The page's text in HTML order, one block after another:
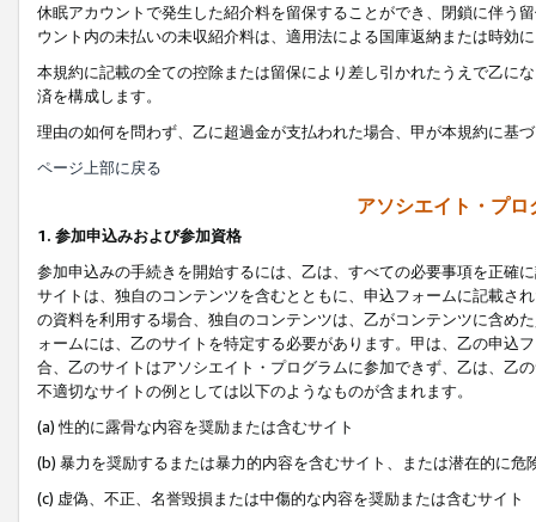
休眠アカウントで発生した紹介料を留保することができ、閉鎖に伴う
ウント内の未払いの未収紹介料は、適用法による国庫返納または時効
本規約に記載の全ての控除または留保により差し引かれたうえで乙に
済を構成します。
理由の如何を問わず、乙に超過金が支払われた場合、甲が本規約に基
ページ上部に戻る
アソシエイト・プ
1. 参加申込みおよび参加資格
参加申込みの手続きを開始するには、乙は、すべての必要事項を正確
サイトは、独自のコンテンツを含むとともに、申込フォームに記載さ
の資料を利用する場合、独自のコンテンツは、乙がコンテンツに含め
ォームには、乙のサイトを特定する必要があります。甲は、乙の申込
合、乙のサイトはアソシエイト・プログラムに参加できず、乙は、乙
不適切なサイトの例としては以下のようなものが含まれます。
(a) 性的に露骨な内容を奨励または含むサイト
(b) 暴力を奨励するまたは暴力的内容を含むサイト、または潜在的に
(c) 虚偽、不正、名誉毀損または中傷的な内容を奨励または含むサイト